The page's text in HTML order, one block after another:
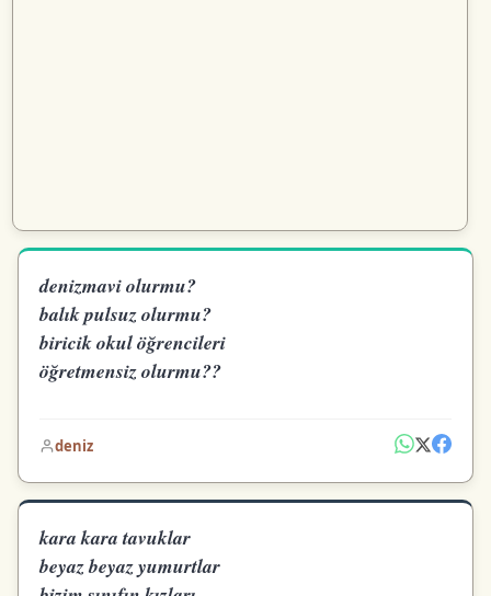
denizmavi olurmu?
balık pulsuz olurmu?
biricik okul öğrencileri
öğretmensiz olurmu??
deniz
kara kara tavuklar
beyaz beyaz yumurtlar